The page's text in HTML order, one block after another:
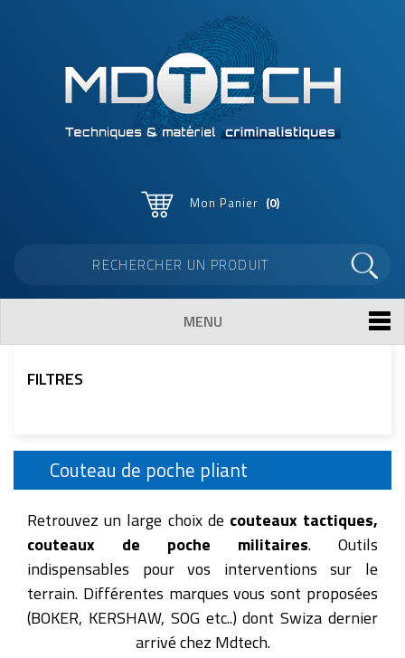
Mon Panier 0
MENU
FILTRES
Couteau de poche pliant
Retrouvez un large choix de couteaux tactiques,
couteaux de poche militaires. Outils
indispensables pour vos interventions sur le
terrain. Différentes marques vous sont proposées
(BOKER, KERSHAW, SOG etc..) dont Swiza dernier
arrivé chez Mdtech.